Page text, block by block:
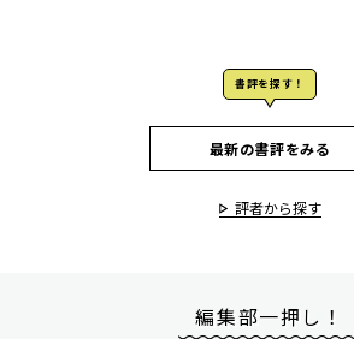
書評を探す！
最新の書評をみる
評者から探す
編集部一押し！